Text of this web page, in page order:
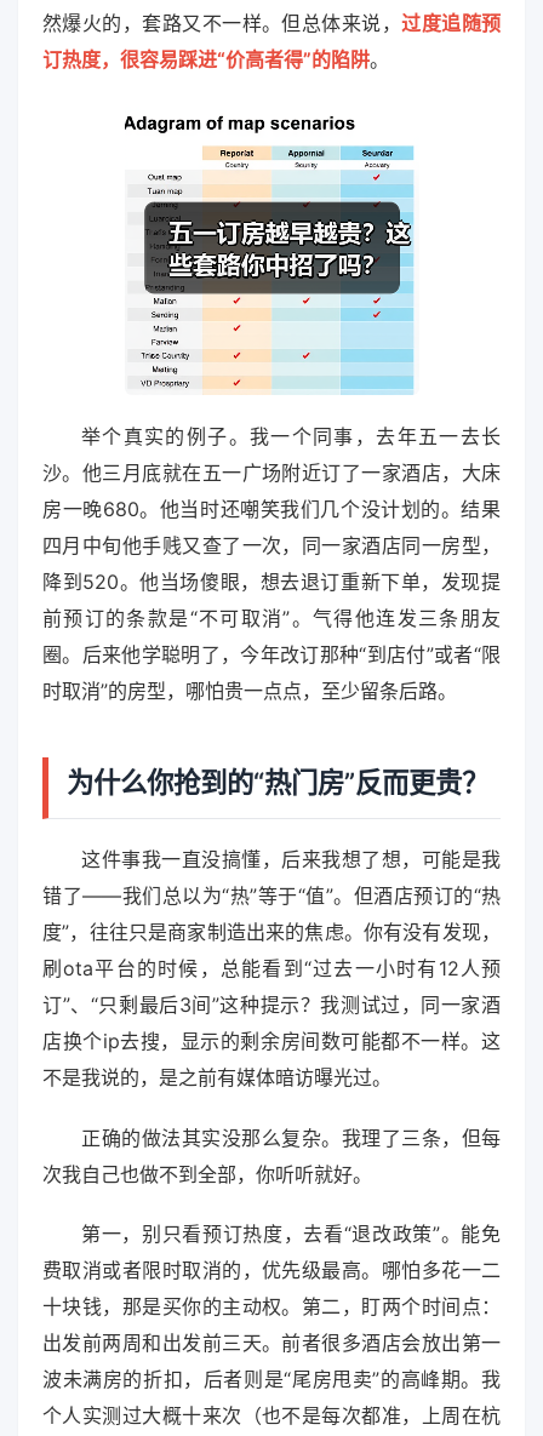
然爆火的，套路又不一样。但总体来说，过度追随预
订热度，很容易踩进“价高者得”的陷阱。
举个真实的例子。我一个同事，去年五一去长
沙。他三月底就在五一广场附近订了一家酒店，大床
房一晚680。他当时还嘲笑我们几个没计划的。结果
四月中旬他手贱又查了一次，同一家酒店同一房型，
降到520。他当场傻眼，想去退订重新下单，发现提
前预订的条款是“不可取消”。气得他连发三条朋友
圈。后来他学聪明了，今年改订那种“到店付”或者“限
时取消”的房型，哪怕贵一点点，至少留条后路。
为什么你抢到的“热门房”反而更贵？
这件事我一直没搞懂，后来我想了想，可能是我
错了——我们总以为“热”等于“值”。但酒店预订的“热
度”，往往只是商家制造出来的焦虑。你有没有发现，
刷ota平台的时候，总能看到“过去一小时有12人预
订”、“只剩最后3间”这种提示？我测试过，同一家酒
店换个ip去搜，显示的剩余房间数可能都不一样。这
不是我说的，是之前有媒体暗访曝光过。
正确的做法其实没那么复杂。我理了三条，但每
次我自己也做不到全部，你听听就好。
第一，别只看预订热度，去看“退改政策”。能免
费取消或者限时取消的，优先级最高。哪怕多花一二
十块钱，那是买你的主动权。第二，盯两个时间点：
出发前两周和出发前三天。前者很多酒店会放出第一
波未满房的折扣，后者则是“尾房甩卖”的高峰期。我
个人实测过大概十来次（也不是每次都准，上周在杭